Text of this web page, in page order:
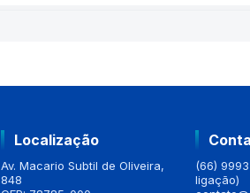
Localização
Av. Macario Subtil de Oliveira,
848
(66)
ligação)